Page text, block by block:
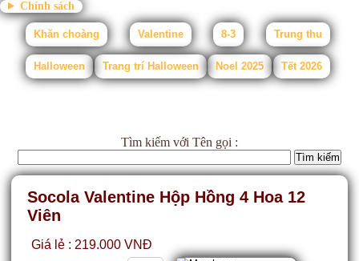
Chính sách
Khăn choàng Valentine 8-3 Trung thu
Halloween Trang trí Halloween Noel 2025 Tết 2026
Tìm kiếm với Tên gọi :
Socola Valentine Hộp Hồng 4 Hoa 12
Viên
Giá lẻ : 219.000 VNĐ